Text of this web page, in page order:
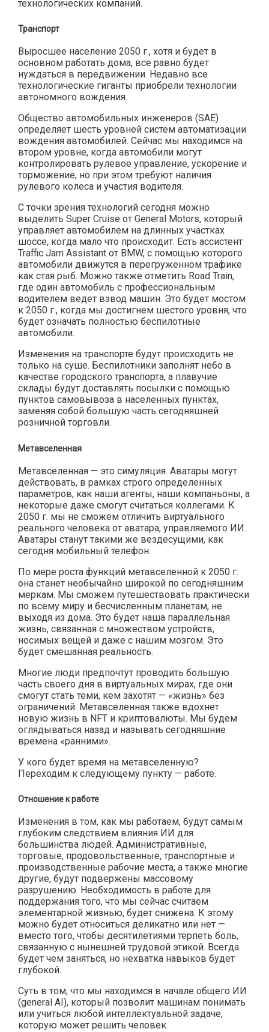
технологических компаний.
Транспорт
Выросшее население 2050 г., хотя и будет в
основном работать дома, все равно будет
нуждаться в передвижении. Недавно все
технологические гиганты приобрели технологии
автономного вождения.
Общество автомобильных инженеров (SAE)
определяет шесть уровней систем автоматизации
вождения автомобилей. Сейчас мы находимся на
втором уровне, когда автомобили могут
контролировать рулевое управление, ускорение и
торможение, но при этом требуют наличия
рулевого колеса и участия водителя.
С точки зрения технологий сегодня можно
выделить Super Cruise от General Motors, который
управляет автомобилем на длинных участках
шоссе, когда мало что происходит. Есть ассистент
Traffic Jam Assistant от BMW, с помощью которого
автомобили движутся в перегруженном трафике
как стая рыб. Можно также отметить Road Train,
где один автомобиль с профессиональным
водителем ведет взвод машин. Это будет мостом
к 2050 г., когда мы достигнем шестого уровня, что
будет означать полностью беспилотные
автомобили.
Изменения на транспорте будут происходить не
только на суше. Беспилотники заполнят небо в
качестве городского транспорта, а плавучие
склады будут доставлять посылки с помощью
пунктов самовывоза в населенных пунктах,
заменяя собой большую часть сегодняшней
розничной торговли.
Метавселенная
Метавселенная — это симуляция. Аватары могут
действовать, в рамках строго определенных
параметров, как наши агенты, наши компаньоны, а
некоторые даже смогут считаться коллегами. К
2050 г. мы не сможем отличить виртуального
реального человека от аватара, управляемого ИИ.
Аватары станут такими же вездесущими, как
сегодня мобильный телефон.
По мере роста функций метавселенной к 2050 г.
она станет необычайно широкой по сегодняшним
меркам. Мы сможем путешествовать практически
по всему миру и бесчисленным планетам, не
выходя из дома. Это будет наша параллельная
жизнь, связанная с множеством устройств,
носимых вещей и даже с нашим мозгом. Это
будет смешанная реальность.
Многие люди предпочтут проводить большую
часть своего дня в виртуальных мирах, где они
смогут стать теми, кем захотят — «жизнь» без
ограничений. Метавселенная также вдохнет
новую жизнь в NFT и криптовалюты. Мы будем
оглядываться назад и называть сегодняшние
времена «ранними».
У кого будет время на метавселенную?
Переходим к следующему пункту — работе.
Отношение к работе
Изменения в том, как мы работаем, будут самым
глубоким следствием влияния ИИ для
большинства людей. Административные,
торговые, продовольственные, транспортные и
производственные рабочие места, а также многие
другие, будут подвержены массовому
разрушению. Необходимость в работе для
поддержания того, что мы сейчас считаем
элементарной жизнью, будет снижена. К этому
можно будет относиться деликатно или нет —
вместо того, чтобы десятилетиями терпеть боль,
связанную с нынешней трудовой этикой. Всегда
будет чем заняться, но нехватка навыков будет
глубокой.
Суть в том, что мы находимся в начале общего ИИ
(general AI), который позволит машинам понимать
или учиться любой интеллектуальной задаче,
которую может решить человек.